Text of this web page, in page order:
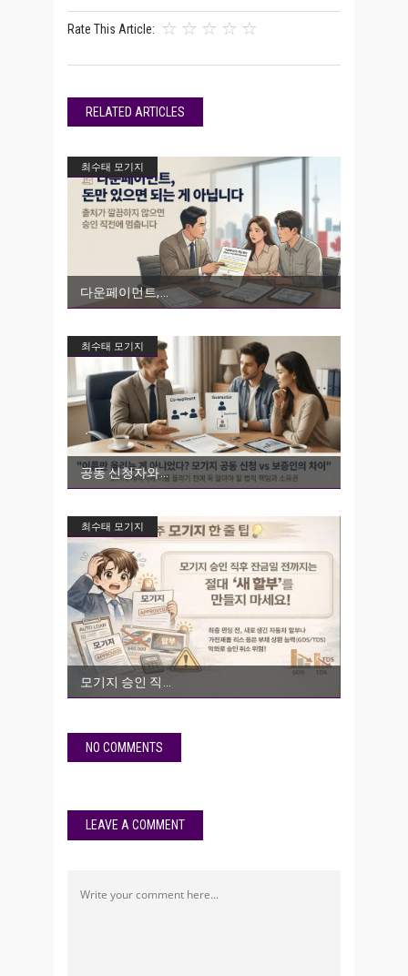
Rate This Article:
RELATED ARTICLES
최수태 모기지
다운페이먼트,
최수태 모기지
공동 신청자와
최수태 모기지
모기지 승인 직
NO COMMENTS
LEAVE A COMMENT